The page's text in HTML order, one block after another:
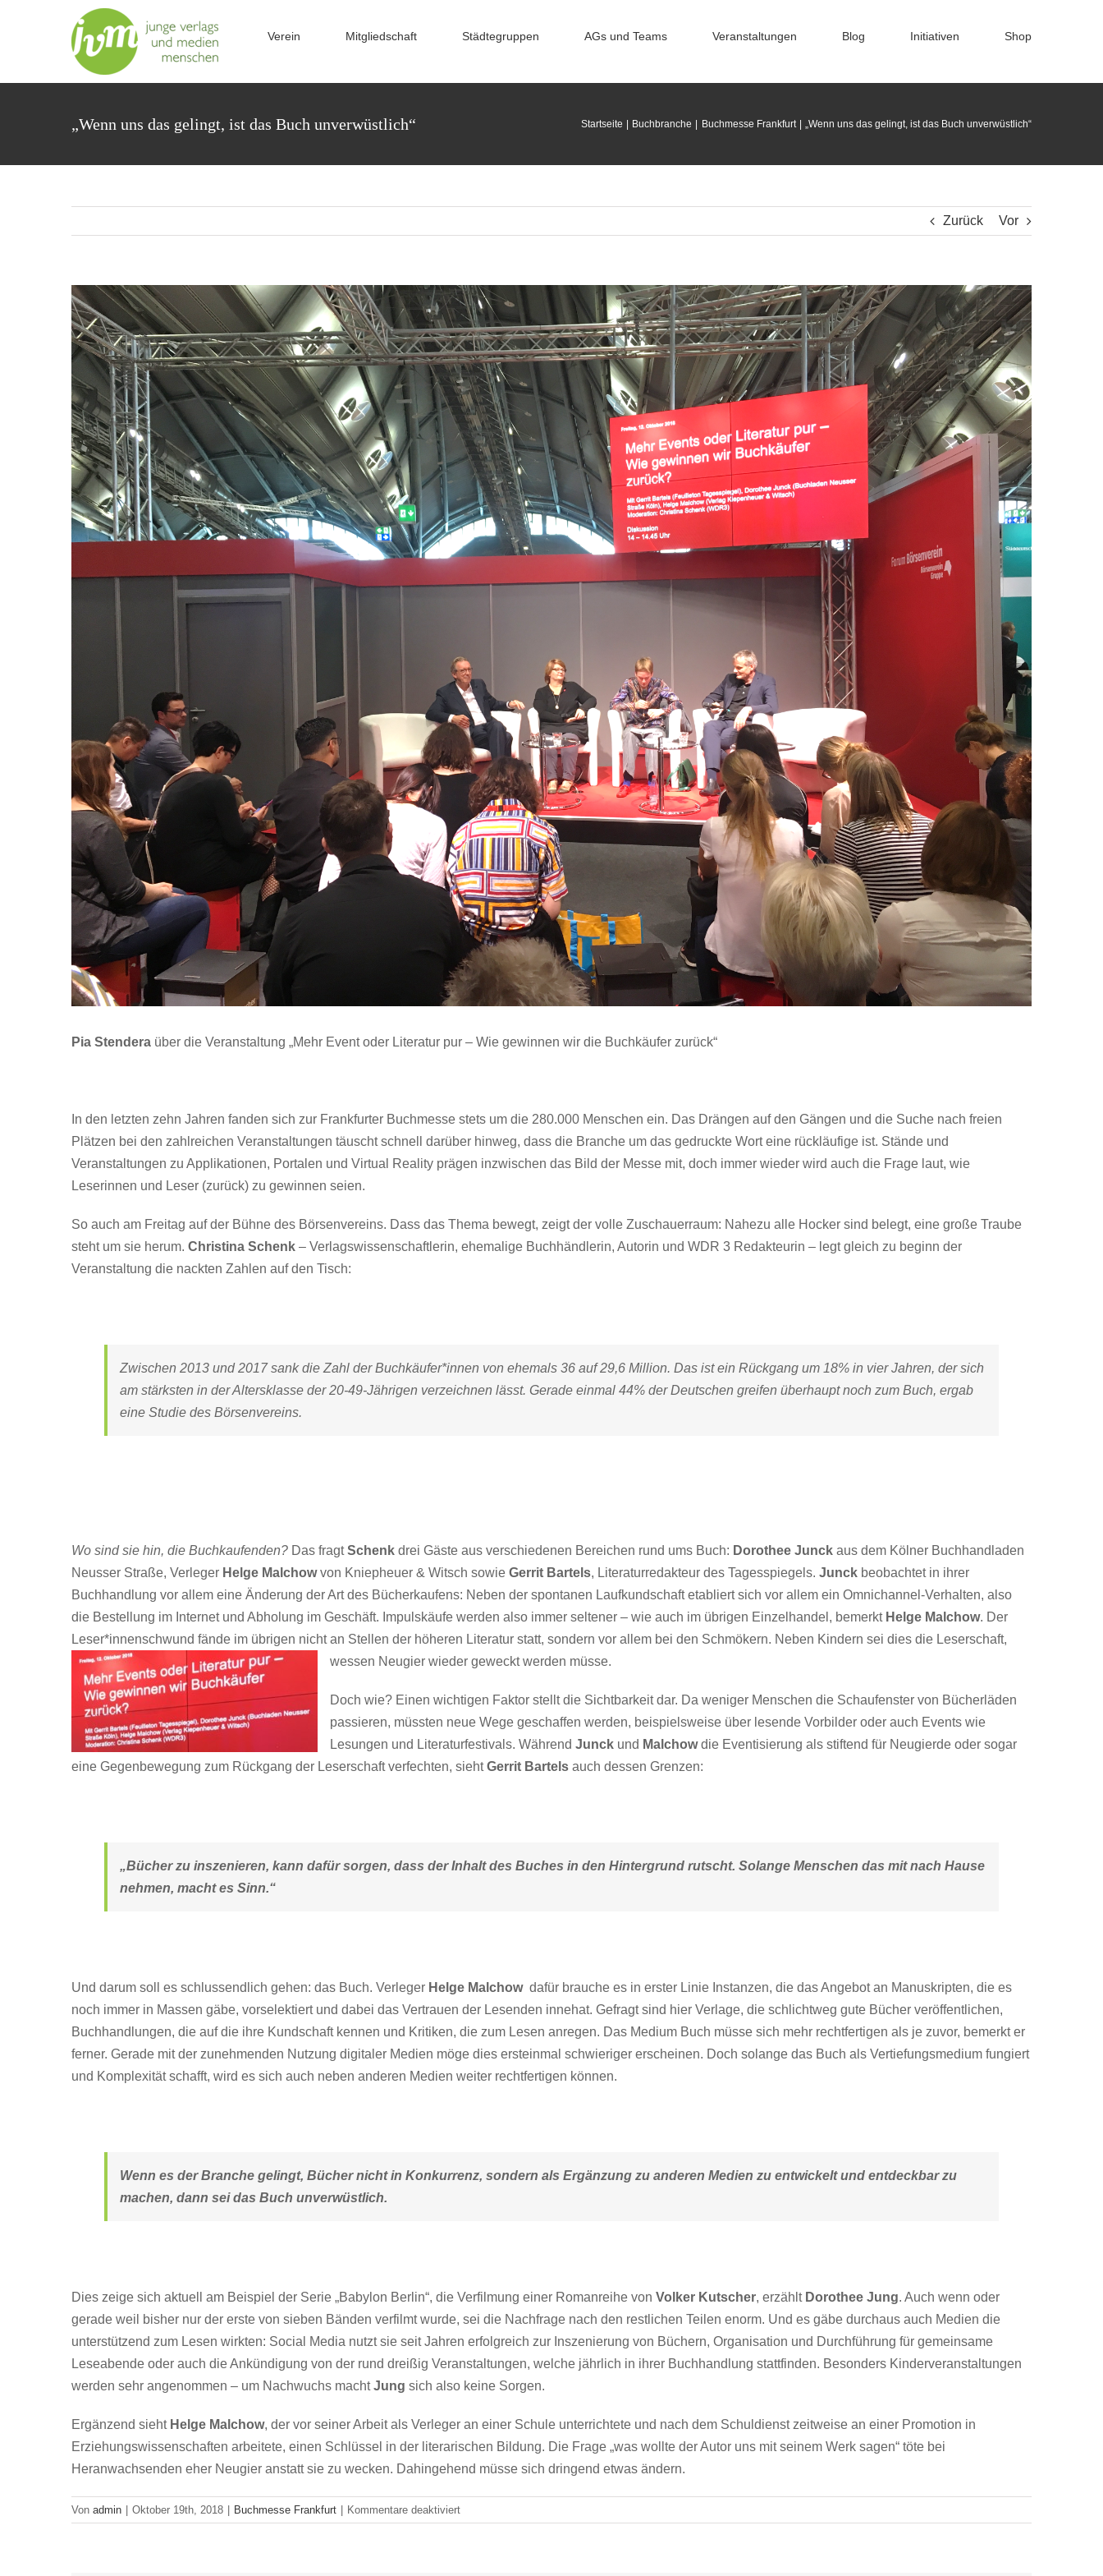
Verein Mitgliedschaft Städtegruppen AGs und Teams Veranstaltungen Blog Initiativen Shop
„Wenn uns das gelingt, ist das Buch unverwüstlich“ Startseite Buchbranche Buchmesse Frankfurt „Wenn uns das gelingt, ist das Buch unverwüstlich“
Zurück Vor
Zeige
grösseres
Bild
Pia Stendera über die Veranstaltung „Mehr Event oder Literatur pur – Wie gewinnen wir die Buchkäufer zurück“
In den letzten zehn Jahren fanden sich zur Frankfurter Buchmesse stets um die 280.000 Menschen ein. Das Drängen auf den Gängen und die Suche nach freien
Plätzen bei den zahlreichen Veranstaltungen täuscht schnell darüber hinweg, dass die Branche um das gedruckte Wort eine rückläufige ist. Stände und
Veranstaltungen zu Applikationen, Portalen und Virtual Reality prägen inzwischen das Bild der Messe mit, doch immer wieder wird auch die Frage laut, wie
Leserinnen und Leser (zurück) zu gewinnen seien.
So auch am Freitag auf der Bühne des Börsenvereins. Dass das Thema bewegt, zeigt der volle Zuschauerraum: Nahezu alle Hocker sind belegt, eine große Traube
steht um sie herum. Christina Schenk – Verlagswissenschaftlerin, ehemalige Buchhändlerin, Autorin und WDR 3 Redakteurin – legt gleich zu beginn der
Veranstaltung die nackten Zahlen auf den Tisch:
Zwischen 2013 und 2017 sank die Zahl der Buchkäufer*innen von ehemals 36 auf 29,6 Million. Das ist ein Rückgang um 18% in vier Jahren, der sich
am stärksten in der Altersklasse der 20-49-Jährigen verzeichnen lässt. Gerade einmal 44% der Deutschen greifen überhaupt noch zum Buch, ergab
eine Studie des Börsenvereins.
Wo sind sie hin, die Buchkaufenden? Das fragtSchenk drei Gäste aus verschiedenen Bereichen rund ums Buch: Dorothee Junck aus dem Kölner Buchhandladen
Neusser Straße, Verleger Helge Malchowvon Kniepheuer & Witsch sowie Gerrit Bartels, Literaturredakteur des Tagesspiegels. Junck beobachtet in ihrer
Buchhandlung vor allem eine Änderung der Art des Bücherkaufens: Neben der spontanen Laufkundschaft etabliert sich vor allem ein Omnichannel-Verhalten, also
die Bestellung im Internet und Abholung im Geschäft. Impulskäufe werden also immer seltener – wie auch im übrigen Einzelhandel, bemerkt Helge Malchow. Der
Leser*innenschwund fände im übrigen nicht an Stellen der höheren Literatur statt, sondern vor allem bei den Schmökern. Neben Kindern sei dies die Leserschaft,
wessen Neugier wieder geweckt werden müsse.
Doch wie? Einen wichtigen Faktor stellt die Sichtbarkeit dar. Da weniger Menschen die Schaufenster von Bücherläden
passieren, müssten neue Wege geschaffen werden, beispielsweise über lesende Vorbilder oder auch Events wie
Lesungen und Literaturfestivals. Während Junck und Malchowdie Eventisierung als stiftend für Neugierde oder sogar
eine Gegenbewegung zum Rückgang der Leserschaft verfechten, siehtGerrit Bartels auch dessen Grenzen:
„Bücher zu inszenieren, kann dafür sorgen, dass der Inhalt des Buches in den Hintergrund rutscht. Solange Menschen das mit nach Hause
nehmen, macht es Sinn.“
Und darum soll es schlussendlich gehen: das Buch. Verleger Helge Malchowdafür brauche es in erster Linie Instanzen, die das Angebot an Manuskripten, die es
noch immer in Massen gäbe, vorselektiert und dabei das Vertrauen der Lesenden innehat. Gefragt sind hier Verlage, die schlichtweg gute Bücher veröffentlichen,
Buchhandlungen, die auf die ihre Kundschaft kennen und Kritiken, die zum Lesen anregen. Das Medium Buch müsse sich mehr rechtfertigen als je zuvor, bemerkt er
ferner. Gerade mit der zunehmenden Nutzung digitaler Medien möge dies ersteinmal schwieriger erscheinen. Doch solange das Buch als Vertiefungsmedium fungiert
und Komplexität schafft, wird es sich auch neben anderen Medien weiter rechtfertigen können.
Wenn es der Branche gelingt, Bücher nicht in Konkurrenz, sondern als Ergänzung zu anderen Medien zu entwickelt und entdeckbar zu
machen, dann sei das Buch unverwüstlich.
Dies zeige sich aktuell am Beispiel der Serie „Babylon Berlin“, die Verfilmung einer Romanreihe von Volker Kutscher, erzählt Dorothee Jung. Auch wenn oder
gerade weil bisher nur der erste von sieben Bänden verfilmt wurde, sei die Nachfrage nach den restlichen Teilen enorm. Und es gäbe durchaus auch Medien die
unterstützend zum Lesen wirkten: Social Media nutzt sie seit Jahren erfolgreich zur Inszenierung von Büchern, Organisation und Durchführung für gemeinsame
Leseabende oder auch die Ankündigung von der rund dreißig Veranstaltungen, welche jährlich in ihrer Buchhandlung stattfinden. Besonders Kinderveranstaltungen
werden sehr angenommen – um Nachwuchs machtJung sich also keine Sorgen.
Ergänzend sieht Helge Malchow, der vor seiner Arbeit als Verleger an einer Schule unterrichtete und nach dem Schuldienst zeitweise an einer Promotion in
Erziehungswissenschaften arbeitete, einen Schlüssel in der literarischen Bildung. Die Frage „was wollte der Autor uns mit seinem Werk sagen“ töte bei
Heranwachsenden eher Neugier anstatt sie zu wecken. Dahingehend müsse sich dringend etwas ändern.
Von admin | Oktober 19th, 2018 | Buchmesse Frankfurt | Kommentare deaktiviertfür
„Wenn